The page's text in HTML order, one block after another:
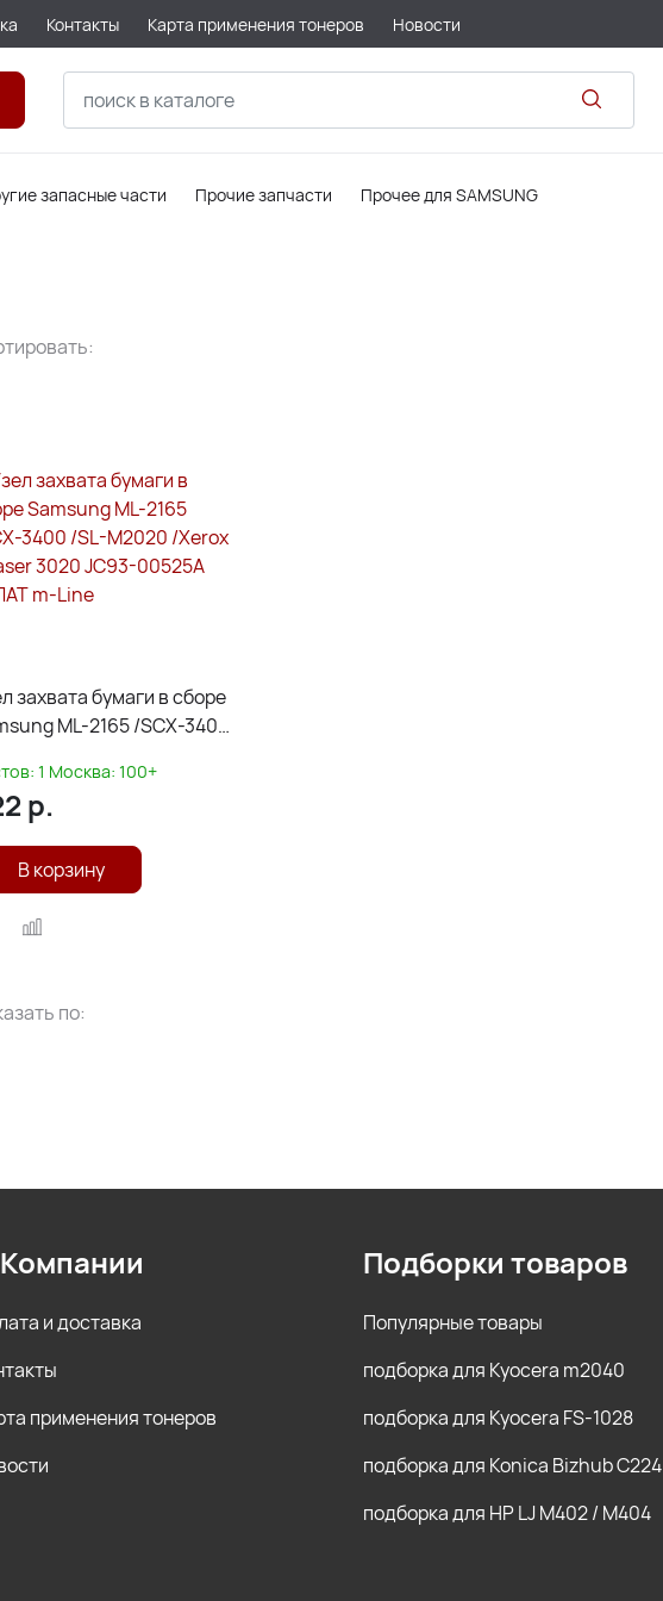
Контакты Карта применения тонеров Новости
запасные части Прочие запчасти Прочее для SAMSUNG
захвата бумаги в сборе
ML-2165 /SCX-3400
JC93-00525A БУЛАТ m-
1 Москва: 100+
р.
В корзину
по:
и доставка
применения тонеров
Подборки товаров
Популярные товары
подборка для Kyocera m2040
подборка для Kyocera FS-1028
подборка для Konica Bizhub C224
подборка для HP LJ M402 / M404